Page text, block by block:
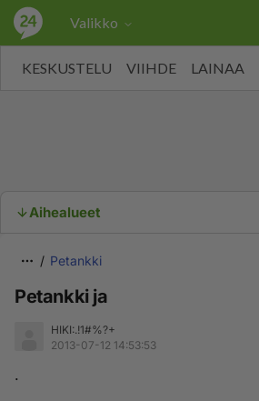
Valikko
KESKUSTELU VIIHDE LAINAA
Aihealueet
Petankki
Petankki ja
HIKI:.!1#%?+
2013-07-12 14:53:53
.